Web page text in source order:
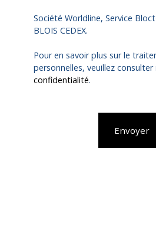
Société Worldline, Service
BLOIS CEDEX.
Pour en savoir plus sur le
personnelles, veuillez
confidentialité.
Envoyer